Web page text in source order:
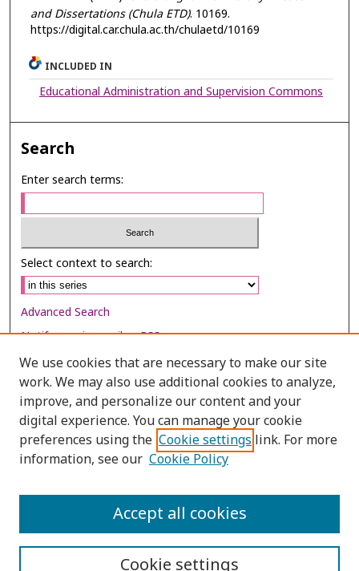
and Dissertations (Chula ETD). 10169.
https://digital.car.chula.ac.th/chulaetd/10169
INCLUDED IN
Educational Administration and Supervision Commons
Search
Enter search terms:
Select context to search:
Advanced Search
Notify me via email orRSS
Browse
Collections
Disciplines
Authors
We use cookies that are necessary to make our site
work. We may also use additional cookies to analyze,
improve, and personalize our content and your
digital experience. You can manage your cookie
preferences using the Cookie settings link. For more
information, see our Cookie Policy
Cookie settings
Accept all cookies